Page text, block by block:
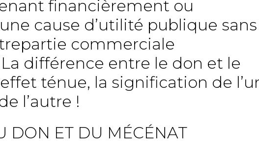
financièrement ou
cause d’utilité publique sans
commerciale
différence entre le don et le
ténue, la signification de
l’autre !
DON ET DU MÉCÉNAT